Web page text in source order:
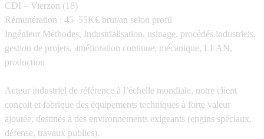
CDI – Vierzon (18)
Rémunération : 45–55K€ brut/an selon profil
Ingénieur Méthodes, Industrialisation, usinage, procédés industriels,
gestion de projets, amélioration continue, mécanique, LEAN,
production
Acteur industriel de référence à l’échelle mondiale, notre client
conçoit et fabrique des équipements techniques à forte valeur
ajoutée, destinés à des environnements exigeants (engins spéciaux,
défense, travaux publics).